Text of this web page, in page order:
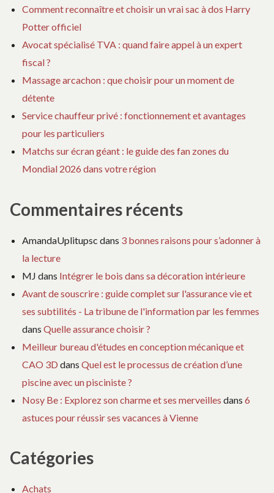
Comment reconnaître et choisir un vrai sac à dos Harry
Potter officiel
Avocat spécialisé TVA : quand faire appel à un expert
fiscal ?
Massage arcachon : que choisir pour un moment de
détente
Service chauffeur privé : fonctionnement et avantages
pour les particuliers
Matchs sur écran géant : le guide des fan zones du
Mondial 2026 dans votre région
Commentaires récents
AmandaUplitupsc dans 3 bonnes raisons pour s’adonner à
la lecture
MJ dans Intégrer le bois dans sa décoration intérieure
Avant de souscrire : guide complet sur l'assurance vie et
ses subtilités - La tribune de l'information par les femmes
dans Quelle assurance choisir ?
Meilleur bureau d'études en conception mécanique et
CAO 3D dans Quel est le processus de création d’une
piscine avec un pisciniste ?
Nosy Be : Explorez son charme et ses merveilles dans 6
astuces pour réussir ses vacances à Vienne
Catégories
Achats